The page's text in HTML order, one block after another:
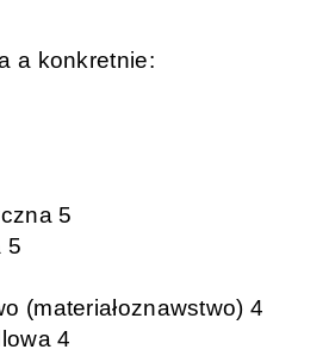
a konkretnie:
5
5
(materiałoznawstwo) 4
4